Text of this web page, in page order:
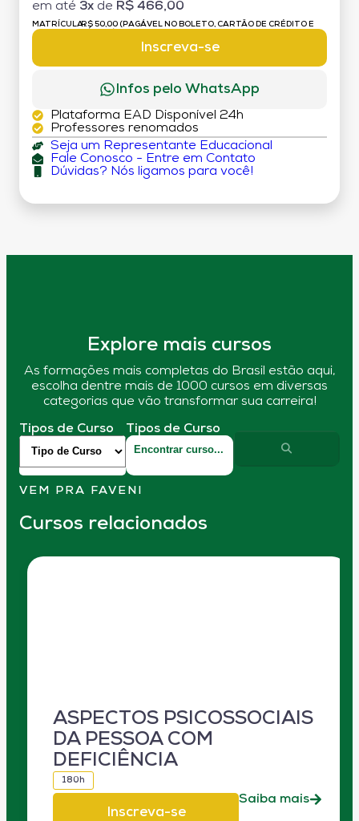
em até 3x de R$ 466,00
MATRÍCULA:R$ 50,00 (PAGÁVEL NO BOLETO, CARTÃO DE CRÉDITO E
Inscreva-se
Infos pelo WhatsApp
Plataforma EAD Disponível 24h
Professores renomados
Seja um Representante Educacional
Fale Conosco - Entre em Contato
Dúvidas? Nós ligamos para você!
Explore mais cursos
As formações mais completas do Brasil estão aqui,
escolha dentre mais de 1000 cursos em diversas
categorias que vão transformar sua carreira!
Tipos de Curso Tipos de Curso
VEM PRA FAVENI
Cursos relacionados
ASPECTOS PSICOSSOCIAIS
DA PESSOA COM
DEFICIÊNCIA
180h
Inscreva-se
Saiba mais